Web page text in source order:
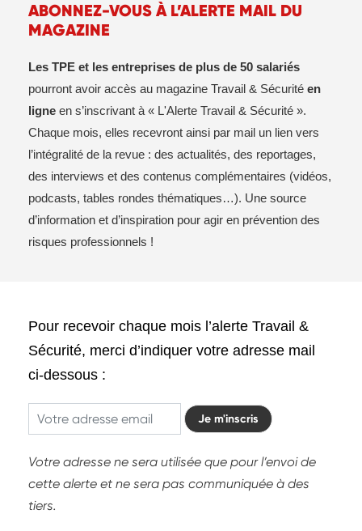
ABONNEZ-VOUS À L’ALERTE MAIL DU
MAGAZINE
Les TPE et les entreprises de plus de 50 salariés
pourront avoir accès au magazine Travail & Sécurité en
ligne en s’inscrivant à « L'Alerte Travail & Sécurité ».
Chaque mois, elles recevront ainsi par mail un lien vers
l’intégralité de la revue : des actualités, des reportages,
des interviews et des contenus complémentaires (vidéos,
podcasts, tables rondes thématiques…). Une source
d’information et d’inspiration pour agir en prévention des
risques professionnels !
Pour recevoir chaque mois l’alerte Travail &
Sécurité, merci d’indiquer votre adresse mail
ci-dessous :
Je m'inscris
Votre adresse ne sera utilisée que pour l’envoi de
cette alerte et ne sera pas communiquée à des
tiers.